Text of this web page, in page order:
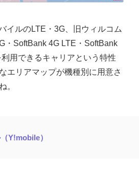
イルのLTE・3G、旧ウィルコム
・SoftBank 4G LTE・SoftBank
用できるキャリアという特性
エリアマップが機種別に用意さ
。
Y!mobile）